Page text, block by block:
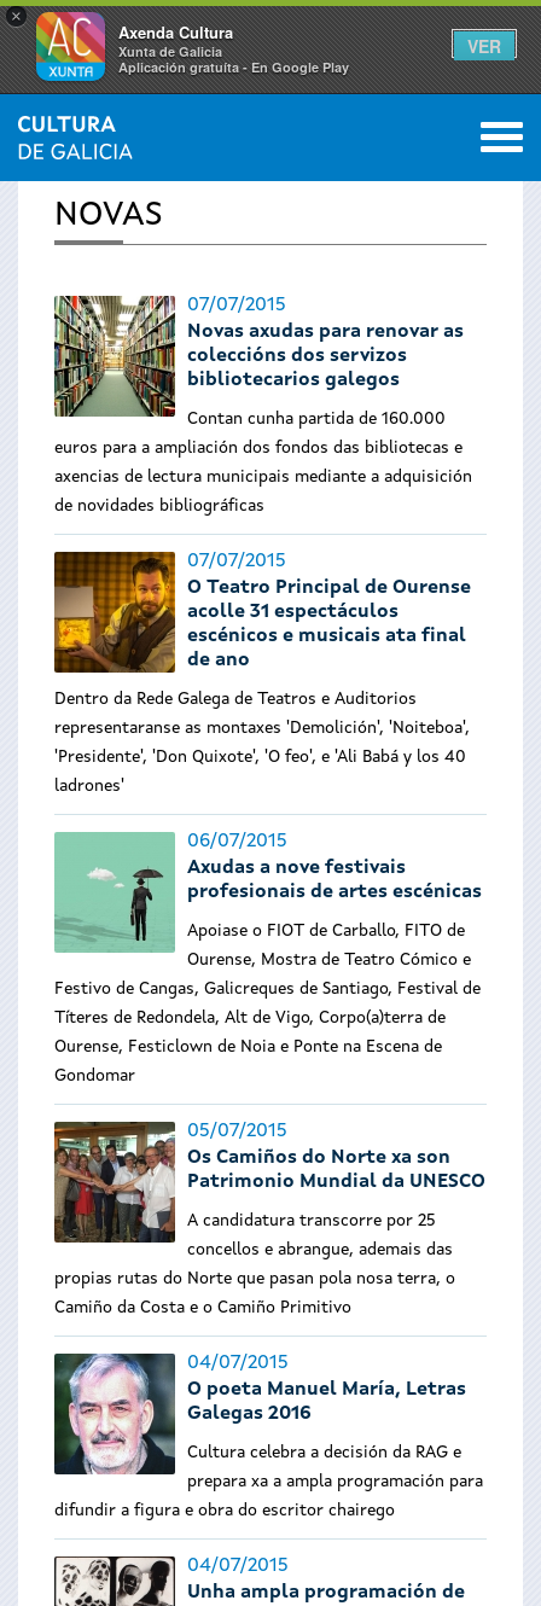
×
Axenda Cultura
Xunta de Galicia
Aplicación gratuíta - En Google Play
VER
Vostede
está
aquí
INICIO › ACTUALIDADE 0
NOVAS
07/07/2015
Novas axudas para renovar as
coleccións dos servizos
bibliotecarios galegos
Contan cunha partida de 160.000
euros para a ampliación dos fondos das bibliotecas e
axencias de lectura municipais mediante a adquisición
de novidades bibliográficas
07/07/2015
O Teatro Principal de Ourense
acolle 31 espectáculos
escénicos e musicais ata final
de ano
Dentro da Rede Galega de Teatros e Auditorios
representaranse as montaxes 'Demolición', 'Noiteboa',
'Presidente', 'Don Quixote', 'O feo', e 'Ali Babá y los 40
ladrones'
06/07/2015
Axudas a nove festivais
profesionais de artes escénicas
Apoiase o FIOT de Carballo, FITO de
Ourense, Mostra de Teatro Cómico e
Festivo de Cangas, Galicreques de Santiago, Festival de
Títeres de Redondela, Alt de Vigo, Corpo(a)terra de
Ourense, Festiclown de Noia e Ponte na Escena de
Gondomar
05/07/2015
Os Camiños do Norte xa son
Patrimonio Mundial da UNESCO
A candidatura transcorre por 25
concellos e abrangue, ademais das
propias rutas do Norte que pasan pola nosa terra, o
Camiño da Costa e o Camiño Primitivo
04/07/2015
O poeta Manuel María, Letras
Galegas 2016
Cultura celebra a decisión da RAG e
prepara xa a ampla programación para
difundir a figura e obra do escritor chairego
04/07/2015
Unha ampla programación de